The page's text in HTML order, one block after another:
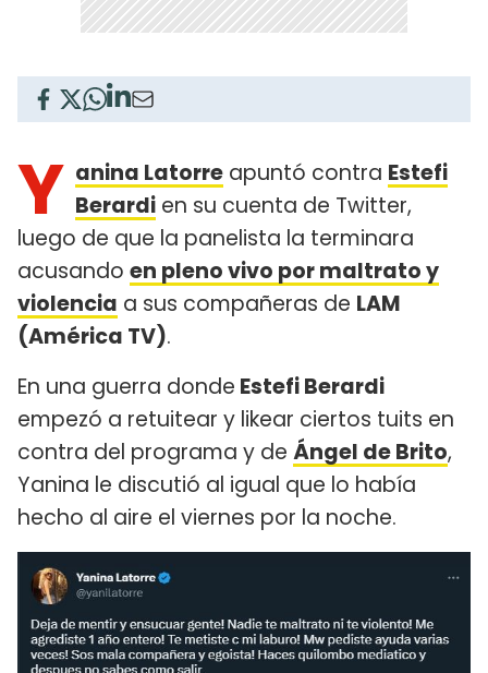
Y anina Latorre apuntó contra Estefi
Berardi en su cuenta de Twitter,
luego de que la panelista la terminara
acusando en pleno vivo por maltrato y
violencia a sus compañeras de LAM
(América TV).
En una guerra donde Estefi Berardi
empezó a retuitear y likear ciertos tuits en
contra del programa y de Ángel de Brito,
Yanina le discutió al igual que lo había
hecho al aire el viernes por la noche.